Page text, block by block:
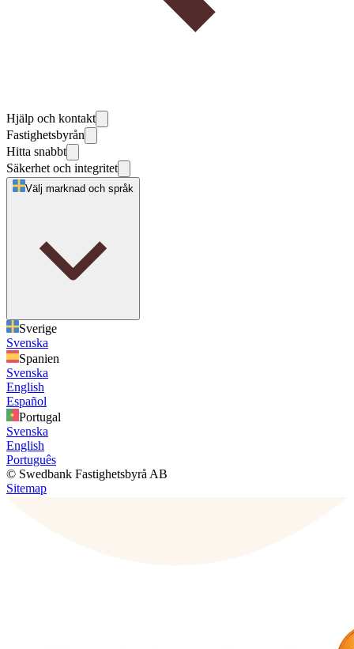
Hjälp och kontakt
Fastighetsbyrån
Hitta snabbt
Säkerhet och integritet
Välj marknad och språk
Sverige
Svenska
Spanien
Svenska
English
Español
Portugal
Svenska
English
Português
© Swedbank Fastighetsbyrå AB
Sitemap